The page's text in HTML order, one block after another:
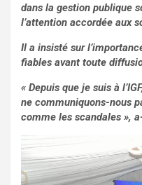
dans la gestion publique
l’attention accordée aux
Il a insisté sur
fiables avant toute
« Depuis que je suis à
ne communiquons-nous
comme les scandales »,